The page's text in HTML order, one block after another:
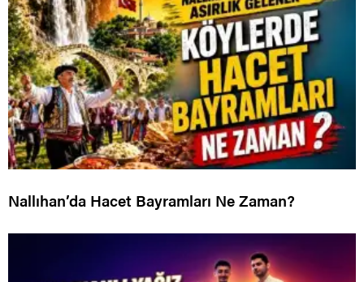
Nallıhan’da Hacet Bayramları Ne Zaman?